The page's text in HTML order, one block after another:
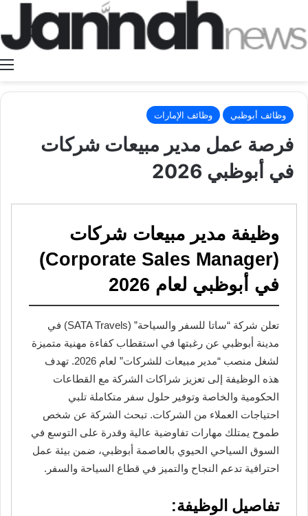
وظائف أبوظبي وظائف الإمارات
فرصة عمل مدير مبيعات شركات
في أبوظبي 2026
وظيفة مدير مبيعات شركات
(Corporate Sales Manager)
في أبوظبي لعام 2026
تعلن شركة “ساتا للسفر والسياحة” (SATA Travels) في
مدينة أبوظبي عن رغبتها في استقطاب كفاءة مهنية متميزة
لشغل منصب “مدير مبيعات للشركات” لعام 2026. تهدف
هذه الوظيفة إلى تعزيز شراكات الشركة مع القطاعات
الحكومية والخاصة وتوفير حلول سفر متكاملة تلبي
احتياجات العملاء من الشركات. تبحث الشركة عن شخص
طموح يمتلك مهارات تفاوضية عالية وقدرة على التوسع في
السوق السياحي الحيوي بالعاصمة أبوظبي، ضمن بيئة عمل
احترافية تدعم النجاح والتميز في قطاع السياحة والسفر.
تفاصيل الوظيفة: